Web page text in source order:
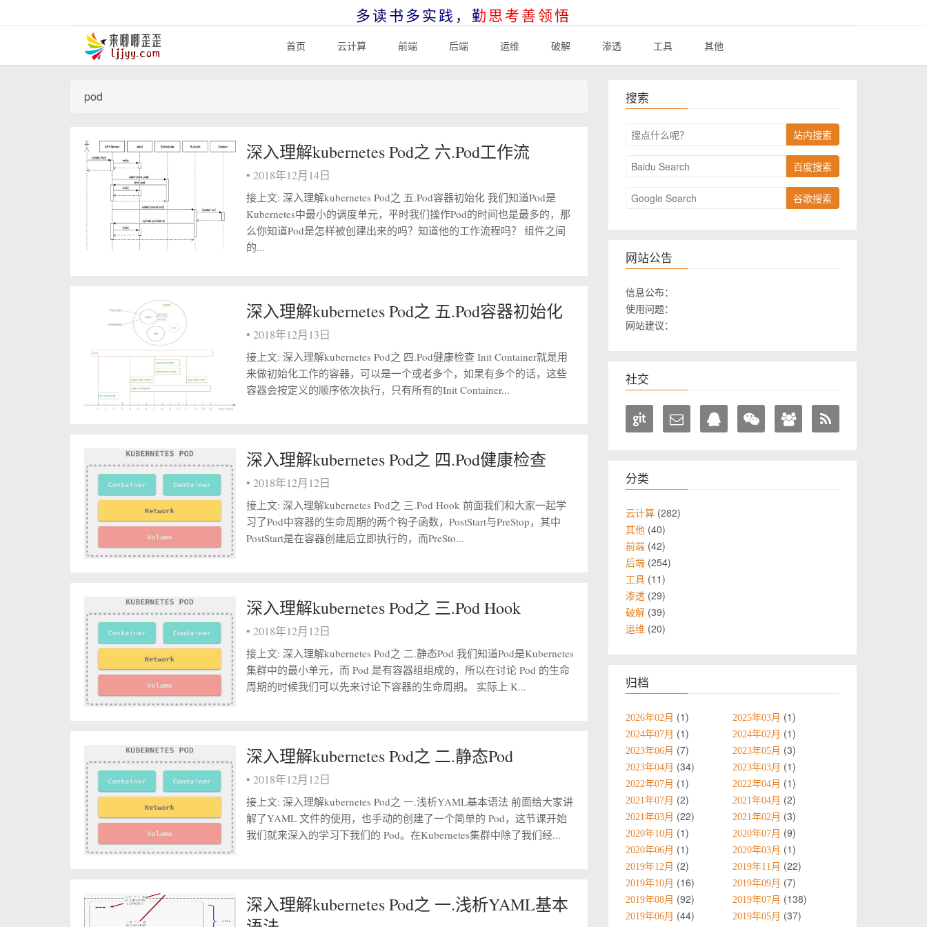
多读书多实践，勤思考善领悟
首页 云计算 前端 后端 运维 破解 渗透 工具 其他
pod
深入理解kubernetes Pod之 六.Pod工作流
• 2018年12月14日
接上文: 深入理解kubernetes Pod之 五.Pod容器初始化 我们知道Pod是
Kubernetes中最小的调度单元，平时我们操作Pod的时间也是最多的，那
么你知道Pod是怎样被创建出来的吗？知道他的工作流程吗？ 组件之间
的...
深入理解kubernetes Pod之 五.Pod容器初始化
• 2018年12月13日
接上文: 深入理解kubernetes Pod之 四.Pod健康检查 Init Container就是用
来做初始化工作的容器，可以是一个或者多个，如果有多个的话，这些
容器会按定义的顺序依次执行，只有所有的Init Container...
深入理解kubernetes Pod之 四.Pod健康检查
• 2018年12月12日
接上文: 深入理解kubernetes Pod之 三.Pod Hook 前面我们和大家一起学
习了Pod中容器的生命周期的两个钩子函数，PostStart与PreStop，其中
PostStart是在容器创建后立即执行的，而PreSto...
深入理解kubernetes Pod之 三.Pod Hook
• 2018年12月12日
接上文: 深入理解kubernetes Pod之 二.静态Pod 我们知道Pod是Kubernetes
集群中的最小单元，而 Pod 是有容器组组成的，所以在讨论 Pod 的生命
周期的时候我们可以先来讨论下容器的生命周期。 实际上 K...
深入理解kubernetes Pod之 二.静态Pod
• 2018年12月12日
接上文: 深入理解kubernetes Pod之 一.浅析YAML基本语法 前面给大家讲
解了YAML 文件的使用，也手动的创建了一个简单的 Pod，这节课开始
我们就来深入的学习下我们的 Pod。在Kubernetes集群中除了我们经...
深入理解kubernetes Pod之 一.浅析YAML基本
搜索
站内搜索
百度搜索
谷歌搜索
网站公告
信息公布：
使用问题：
网站建议：
社交
分类
云计算 282
其他 40
前端 42
后端 254
工具 11
渗透 29
破解 39
运维 20
归档
2026年02月 1 2025年03月 1
2024年07月 1 2024年02月 1
2023年06月 7 2023年05月 3
2023年04月 34 2023年03月 1
2022年07月 1 2022年04月 1
2021年07月 2 2021年04月 2
2021年03月 22 2021年02月 3
2020年10月 1 2020年07月 9
2020年06月 1 2020年03月 1
2019年12月 2 2019年11月 22
2019年10月 16 2019年09月 7
2019年08月 92 2019年07月 138
2019年06月 44 2019年05月
37